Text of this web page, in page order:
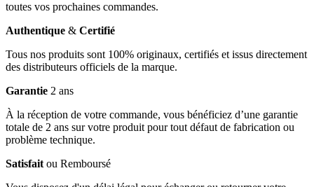
toutes vos prochaines commandes.
Authentique & Certifié
Tous nos produits sont 100% originaux, certifiés et issus directement
des distributeurs officiels de la marque.
Garantie 2 ans
À la réception de votre commande, vous bénéficiez d’une garantie
totale de 2 ans sur votre produit pour tout défaut de fabrication ou
problème technique.
Satisfait ou Remboursé